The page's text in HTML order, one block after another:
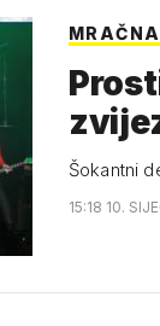
Šokantni
15:18 10.